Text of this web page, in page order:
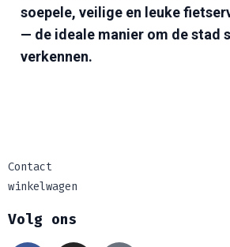
soepele, veilige en leuke
— de ideale manier om de stad
verkennen.
Contact
winkelwagen
Volg ons